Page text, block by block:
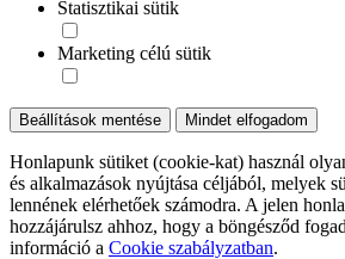
Statisztikai sütik
Marketing célú sütik
Beállítások mentése Mindet elfogadom
Honlapunk sütiket (cookie-kat) használ
és alkalmazások nyújtása céljából, melyek
lennének elérhetőek számodra. A jelen
hozzájárulsz ahhoz, hogy a böngésződ
információ a Cookie szabályzatban.